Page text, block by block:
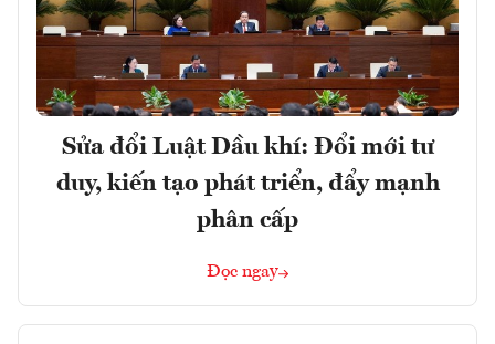
Sửa đổi Luật Dầu khí: Đổi mới tư
duy, kiến tạo phát triển, đẩy mạnh
phân cấp
Đọc ngay